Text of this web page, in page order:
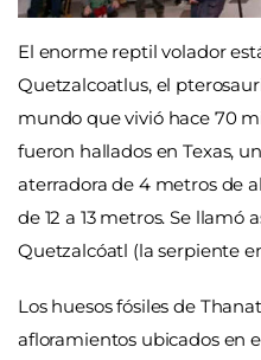
El enorme reptil volador
Quetzalcoatlus, el
mundo que vivió hace 70
fueron hallados en Texas,
aterradora de 4 metros de
de 12 a 13 metros. Se llamó
Quetzalcóatl (la serpiente
Los huesos fósiles de
afloramientos ubicados en